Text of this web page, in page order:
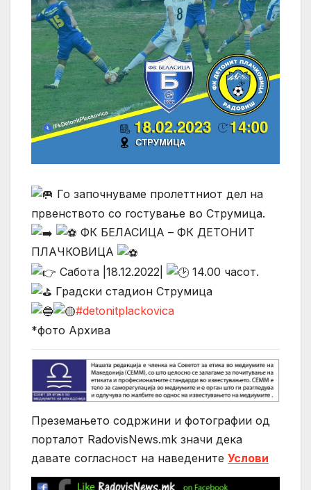
Го започнуваме пролеттниот дел на
првенството со гостување во Струмица.
ФК БЕЛАСИЦА – ФК ДЕТОНИТ
ПЛАЧКОВИЦА
Сабота |18.12.2022|
14.00 часот.
Градски стадион Струмица
#detonitplackovica
*фото Архива
Преземањето содржини и фотографии од
порталот RadovisNews.mk значи дека
давате согласност на нaведените Услови